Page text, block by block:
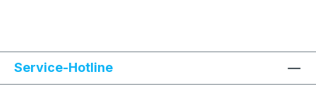
Service-Hotline